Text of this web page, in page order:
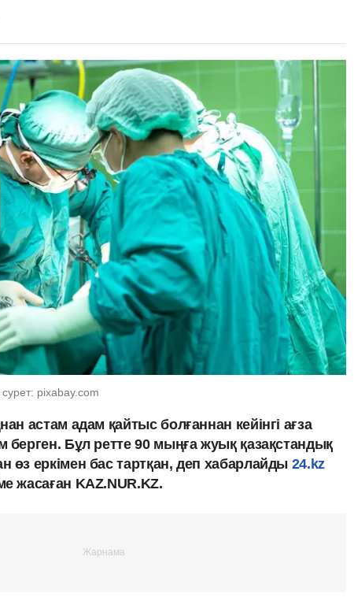
сурет: pixabay.com
астам адам қайтыс болғаннан кейінгі ағза
берген. Бұл ретте 90 мыңға жуық қазақстандық
өз еркімен бас тартқан, деп хабарлайды 24.kz
жасаған KAZ.NUR.KZ.